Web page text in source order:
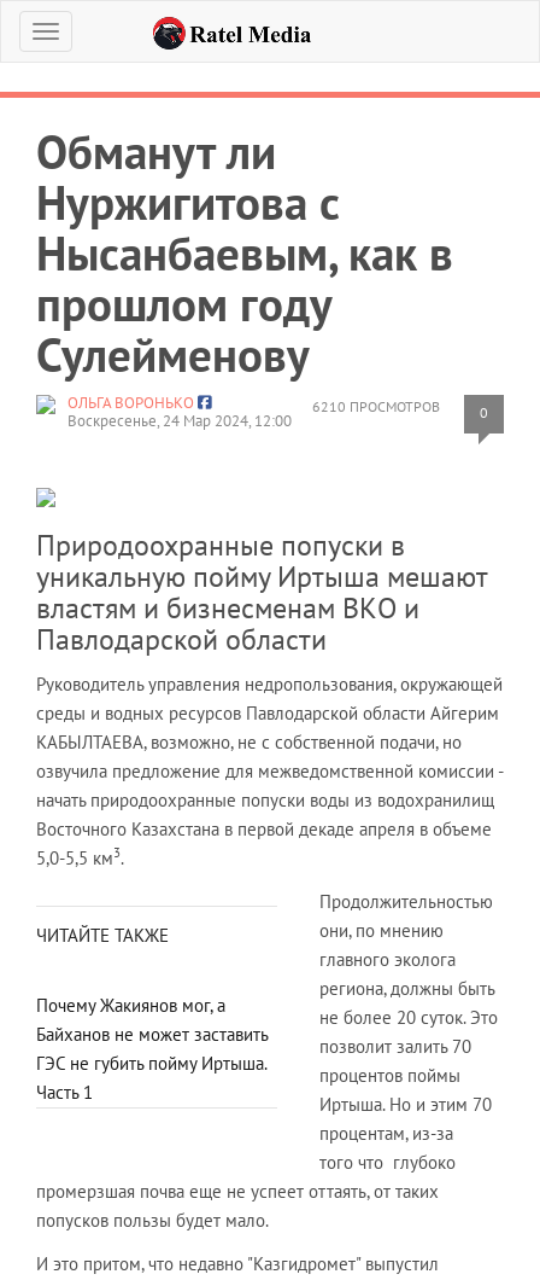
Меню
Обманут ли
Нуржигитова с
Нысанбаевым, как в
прошлом году
Сулейменову
6210 ПРОСМОТРОВ 0
ОЛЬГА ВОРОНЬКО
Воскресенье, 24 Мар 2024, 12:00
Природоохранные попуски в
уникальную пойму Иртыша мешают
властям и бизнесменам ВКО и
Павлодарской области
Руководитель управления недропользования, окружающей
среды и водных ресурсов Павлодарской области Айгерим
КАБЫЛТАЕВА, возможно, не с собственной подачи, но
озвучила предложение для межведомственной комиссии -
начать природоохранные попуски воды из водохранилищ
Восточного Казахстана в первой декаде апреля в объеме
5,0-5,5 км3.
ЧИТАЙТЕ ТАКЖЕ
Почему Жакиянов мог, а
Байханов не может заставить
ГЭС не губить пойму Иртыша.
Часть 1
Продолжительностью
они, по мнению
главного эколога
региона, должны быть
не более 20 суток. Это
позволит залить 70
процентов поймы
Иртыша. Но и этим 70
процентам, из-за
того что глубоко
промерзшая почва еще не успеет оттаять, от таких
попусков пользы будет мало.
И это притом, что недавно "Казгидромет" выпустил